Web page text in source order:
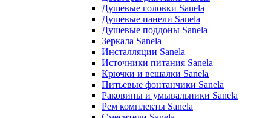
Душевые головки Sanela
Душевые панели Sanela
Душевые поддоны Sanela
Зеркала Sanela
Инсталляции Sanela
Источники питания Sanela
Крючки и вешалки Sanela
Питьевые фонтанчики Sanela
Раковины и умывальники Sanela
Рем комплекты Sanela